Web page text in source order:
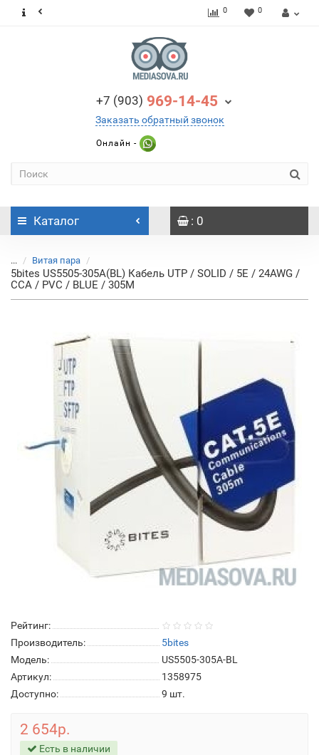
0 0
+7 (903) 969-14-45
Заказать обратный звонок
Онлайн -
Каталог : 0
... Витая пара
5bites US5505-305A(BL) Кабель UTP / SOLID / 5E / 24AWG /
CCA / PVC / BLUE / 305M
Рейтинг:
Производитель:
5bites
Модель:
US5505-305A-BL
Артикул:
1358975
Доступно:
9 шт.
2 654р.
Есть в наличии